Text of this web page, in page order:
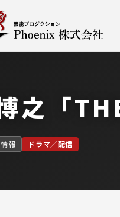
之「
報 ドラマ／配信